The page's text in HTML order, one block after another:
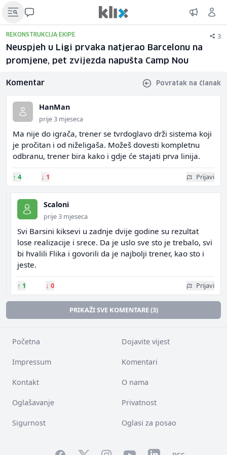
REKONSTRUKCIJA EKIPE 3
Neuspjeh u Ligi prvaka natjerao Barcelonu na
promjene, pet zvijezda napušta Camp Nou
Komentar Povratak na članak
HanMan
prije 3 mjeseca
Ma nije do igrača, trener se tvrdoglavo drži sistema koji
je pročitan i od niželigaša. Možeš dovesti kompletnu
odbranu, trener bira kako i gdje će stajati prva linija.
↑ 4 ↓ 1 Prijavi
Scaloni
prije 3 mjeseca
Svi Barsini kiksevi u zadnje dvije godine su rezultat
lose realizacije i srece. Da je uslo sve sto je trebalo, svi
bi hvalili Flika i govorili da je najbolji trener, kao sto i
jeste.
↑ 1 ↓ 0 Prijavi
PRIKAŽI SVE KOMENTARE (3)
Početna Dojavite vijest
Impressum Komentari
Kontakt O nama
Oglašavanje Privatnost
Sigurnost Oglasi za posao